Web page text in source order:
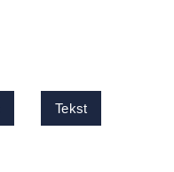
Tekst